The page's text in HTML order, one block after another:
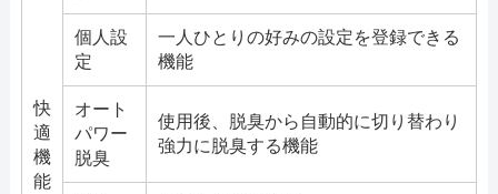
快
適
機
能
個人設
定
一人ひとりの好みの設定を登録できる
機能
オート
パワー
脱臭
使用後、脱臭から自動的に切り替わり
強力に脱臭する機能